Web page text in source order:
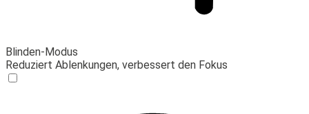
Blinden-Modus
Reduziert Ablenkungen, verbessert den Fokus